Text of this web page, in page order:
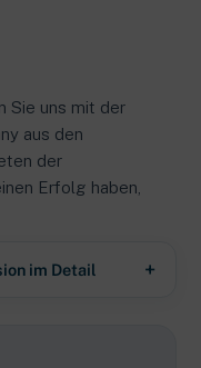
Sie uns mit der
aus den
der
Erfolg haben,
im Detail +